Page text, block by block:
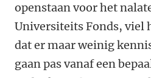
openstaan voor het
Universiteits Fonds, viel
dat er maar weinig
gaan pas vanaf een